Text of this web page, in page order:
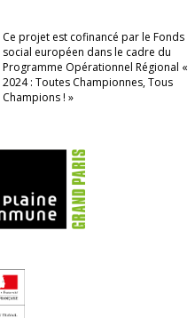
Ce projet est cofinancé par le Fonds
social européen dans le cadre du
Programme Opérationnel Régional «
2024 : Toutes Championnes, Tous
Champions ! »